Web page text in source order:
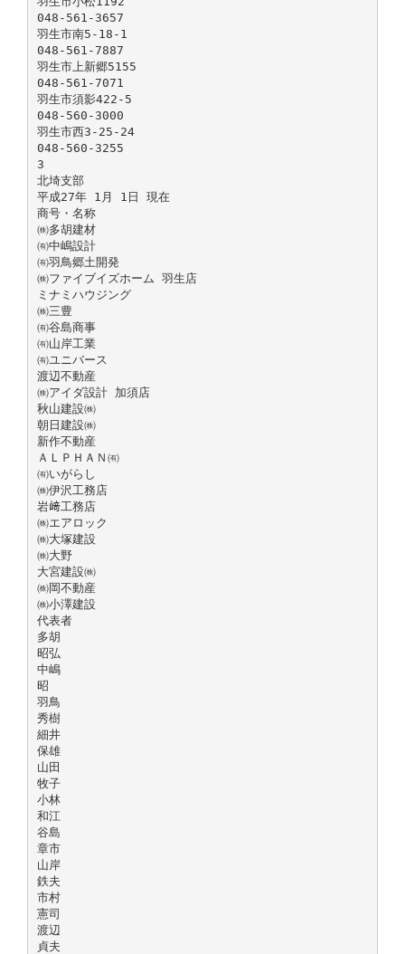
048-561-3657
羽生市南5-18-1
048-561-7887
羽生市上新郷5155
048-561-7071
羽生市須影422-5
048-560-3000
羽生市西3-25-24
048-560-3255
3
北埼支部
平成27年 1月 1日 現在
商号・名称
㈱多胡建材
㈲中嶋設計
㈲羽鳥郷土開発
㈱ファイブイズホーム 羽生店
ミナミハウジング
㈱三豊
㈲谷島商事
㈲山岸工業
㈲ユニバース
渡辺不動産
㈱アイダ設計 加須店
秋山建設㈱
朝日建設㈱
新作不動産
ＡＬＰＨＡＮ㈲
㈲いがらし
㈱伊沢工務店
岩﨑工務店
㈱エアロック
㈱大塚建設
㈱大野
大宮建設㈱
㈱岡不動産
㈱小澤建設
代表者
多胡
昭弘
中嶋
昭
羽鳥
秀樹
細井
保雄
山田
牧子
小林
和江
谷島
章市
山岸
鉄夫
市村
憲司
渡辺
貞夫